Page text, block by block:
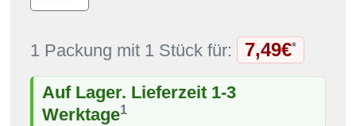
1 Packung mit 1 Stück für: 7,49€*
Auf Lager. Lieferzeit 1-3
Werktage1